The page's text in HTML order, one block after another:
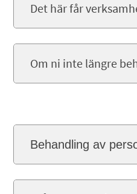
Det här får
Om ni inte längre
Behandling av